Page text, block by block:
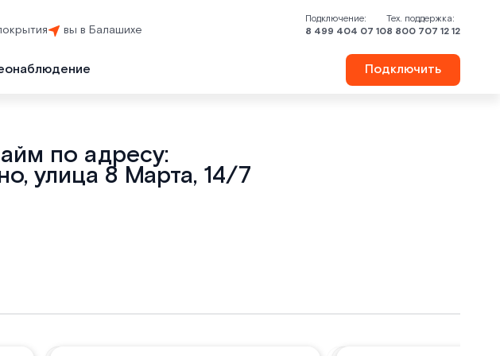
вы в Балашихе
Подключение:
8 499 404 07 10
Тех. поддержка:
8 800 707 12 12
Подключить
по адресу:
улица 8 Марта, 14/7